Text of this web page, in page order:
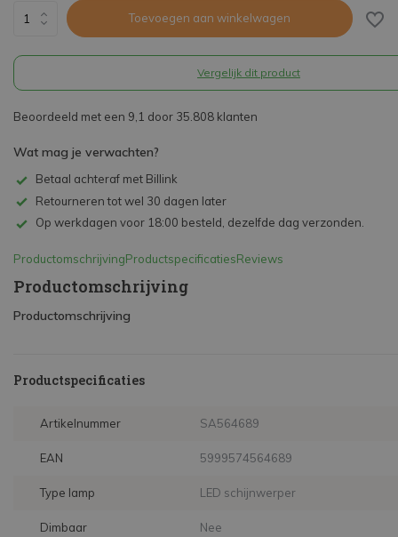
Toevoegen aan winkelwagen
Vergelijk dit product
Beoordeeld met een 9,1 door 35.808 klanten
Wat mag je verwachten?
Betaal achteraf met Billink
Retourneren tot wel 30 dagen later
Op werkdagen voor 18:00 besteld, dezelfde dag verzonden.
ProductomschrijvingProductspecificatiesReviews
Productomschrijving
Productomschrijving
Productspecificaties
Artikelnummer SA564689
EAN 5999574564689
Type lamp LED schijnwerper
Dimbaar Nee